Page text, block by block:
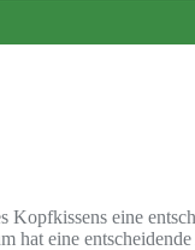
eine
hat eine